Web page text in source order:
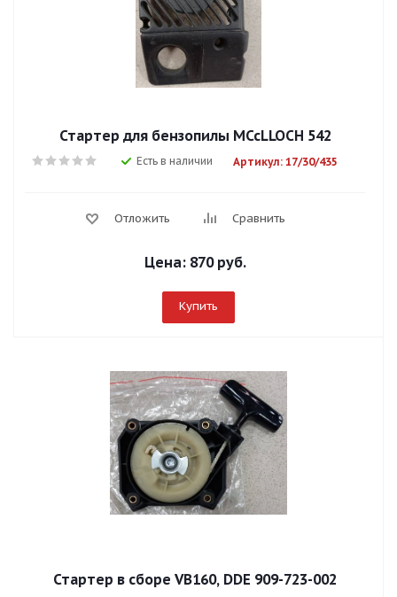
Стартер для бензопилы MCcLLOCH 542
Есть в наличии Артикул: 17/30/435
Отложить Сравнить
Цена: 870 руб.
Купить
Стартер в сборе VB160, DDE 909-723-002